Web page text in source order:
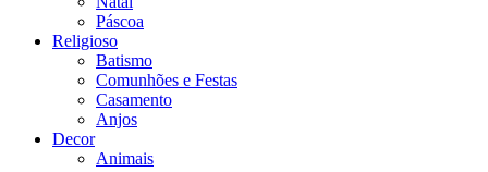
Páscoa
Religioso
Batismo
Comunhões e Festas
Casamento
Anjos
Decor
Animais